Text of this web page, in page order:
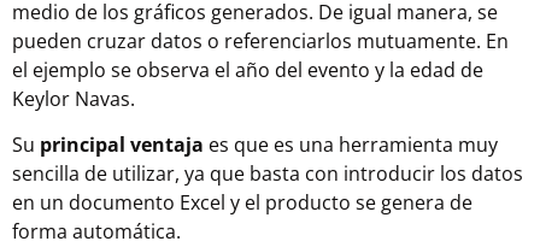
medio de los gráficos generados. De igual manera, se
pueden cruzar datos o referenciarlos mutuamente. En
el ejemplo se observa el año del evento y la edad de
Keylor Navas.
Su principal ventaja es que es una herramienta muy
sencilla de utilizar, ya que basta con introducir los datos
en un documento Excel y el producto se genera de
forma automática.